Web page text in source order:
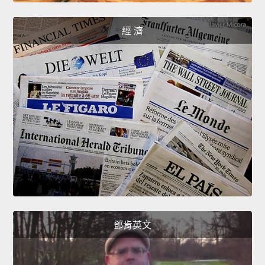
經 濟
鄧肯英文